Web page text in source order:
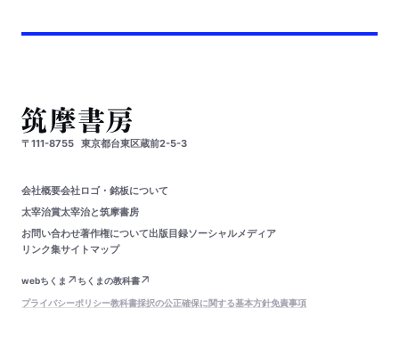
〒111-8755 東京都台東区蔵前2-5-3
会社概要会社ロゴ・銘板について
太宰治賞太宰治と筑摩書房
お問い合わせ著作権について出版目録ソーシャルメディア
リンク集サイトマップ
webちくま
ちくまの教科書
プライバシーポリシー教科書採択の公正確保に関する基本方針免責事項